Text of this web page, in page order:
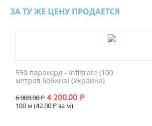
ЗА ТУ ЖЕ ЦЕНУ ПРОДАЕТСЯ
550 паракорд - Infiltrate (100
метров бобина) (Украина)
6 000.00Р 4 200.00 Р
100 м (42.00 Р за м)